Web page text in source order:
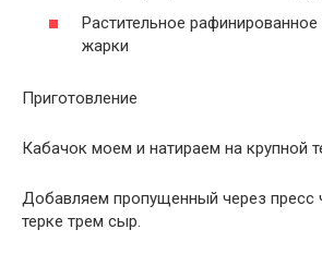
Растительное
жарки
Приготовление
Кабачок моем и натираем на крупной
Добавляем пропущенный через пресс
терке трем сыр.